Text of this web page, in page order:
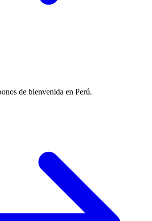
de bienvenida en Perú.